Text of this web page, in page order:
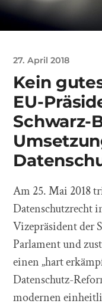
27. April 2018
Kein
EU-
Schwarz-
Am 25. Mai 2018
Datenschutzrecht
Vizepräsident der
Parlament und
einen „hart
Datenschutz-
modernen